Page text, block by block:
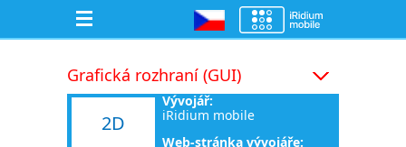
Grafická rozhraní (GUI)
2D
Vývojář:
iRidium mobile
Web-stránka vývojáře: